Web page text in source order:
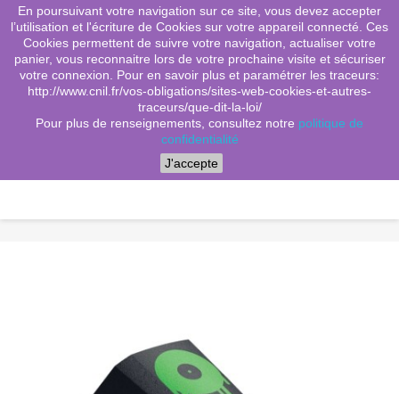
shopping_cart (0)

search
Menu
En poursuivant votre navigation sur ce site, vous devez accepter
l’utilisation et l'écriture de Cookies sur votre appareil connecté. Ces
Cookies permettent de suivre votre navigation, actualiser votre
panier, vous reconnaitre lors de votre prochaine visite et sécuriser
votre connexion. Pour en savoir plus et paramétrer les traceurs:
http://www.cnil.fr/vos-obligations/sites-web-cookies-et-autres-
traceurs/que-dit-la-loi/
Pour plus de renseignements, consultez notre politique de
confidentialité
J'accepte